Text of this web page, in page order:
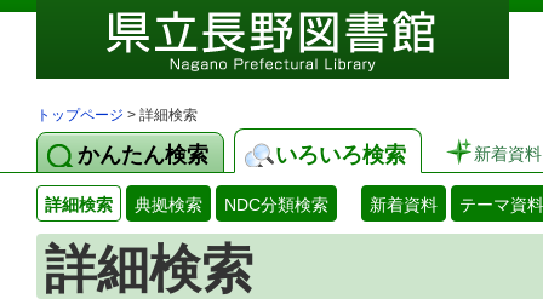
トップページ > 詳細検索
かんたん検索 いろいろ検索 新着資料
詳細検索 典拠検索 NDC分類検索 新着資料 テーマ資料
詳細検索